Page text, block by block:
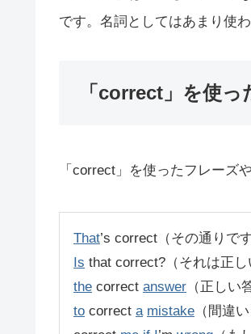
です。名詞としてはあまり使
「correct」を使
「correct」を使ったフレーズ
That’s correct（その通りです
Is that correct?（それは正し
the correct answer （正しい
to correct a mistake （間違